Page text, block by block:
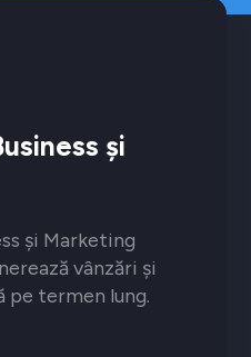
și
și Marketing
vânzări și
termen lung.